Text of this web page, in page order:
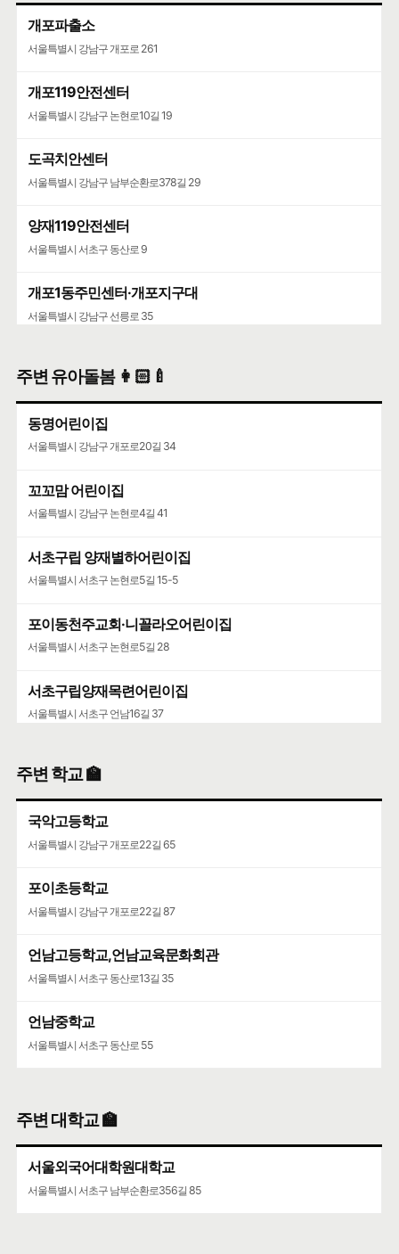
개포파출소
서울특별시 강남구 개포로 261
개포119안전센터
서울특별시 강남구 논현로10길 19
도곡치안센터
서울특별시 강남구 남부순환로378길 29
양재119안전센터
서울특별시 서초구 동산로 9
개포1동주민센터·개포지구대
서울특별시 강남구 선릉로 35
주변 유아돌봄 👩🏻‍🍼
동명어린이집
서울특별시 강남구 개포로20길 34
꼬꼬맘 어린이집
서울특별시 강남구 논현로4길 41
서초구립 양재별하어린이집
서울특별시 서초구 논현로5길 15-5
포이동천주교회·니꼴라오어린이집
서울특별시 서초구 논현로5길 28
서초구립양재목련어린이집
서울특별시 서초구 언남16길 37
주변 학교 🏫
국악고등학교
서울특별시 강남구 개포로22길 65
포이초등학교
서울특별시 강남구 개포로22길 87
언남고등학교,언남교육문화회관
서울특별시 서초구 동산로13길 35
언남중학교
서울특별시 서초구 동산로 55
주변 대학교 🏫
서울외국어대학원대학교
서울특별시 서초구 남부순환로356길 85